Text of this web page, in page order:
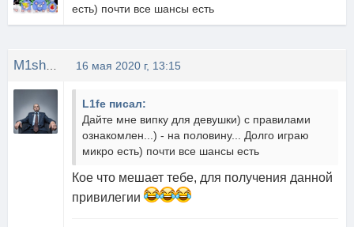
есть) почти все шансы есть
16 мая 2020 г, 13:15
L1fe писал:
Дайте мне випку для девушки) с правилами
ознакомлен...) - на половину... Долго играю
микро есть) почти все шансы есть
Кое что мешает тебе, для получения данной
привилегии